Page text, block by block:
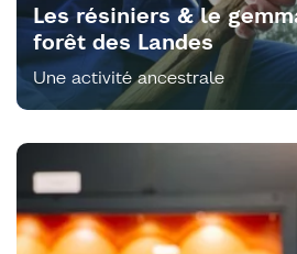
Les résiniers & le
forêt des Landes
Une activité ancestrale